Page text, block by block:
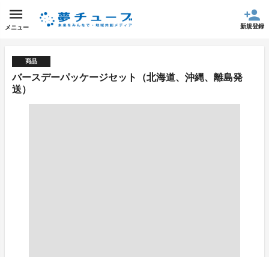
メニュー 新規登録
商品
バースデーパッケージセット（北海道、沖縄、離島発
送）